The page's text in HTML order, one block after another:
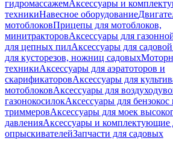
гидромассажемАксессуары и
техникиНавесное оборудование
мотоблоковПрицепы для мотоблоков,
минитракторовАксессуары для
для цепных пилАксессуары для
для кусторезов, ножниц садовых
техникиАксессуары для аэратоторов и
скарификаторовАксессуары для
мотоблоковАксессуары для
газонокосилокАксессуары для бензокос
триммеровАксессуары для моек
давленияАксессуары и комплектующие
опрыскивателейЗапчасти для садовых